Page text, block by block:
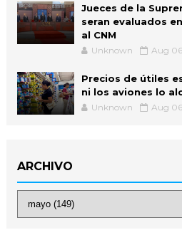
Jueces de la
seran evaluados
al CNM
Unknown Aug
Precios de útiles
ni los aviones lo
Unknown Aug
ARCHIVO